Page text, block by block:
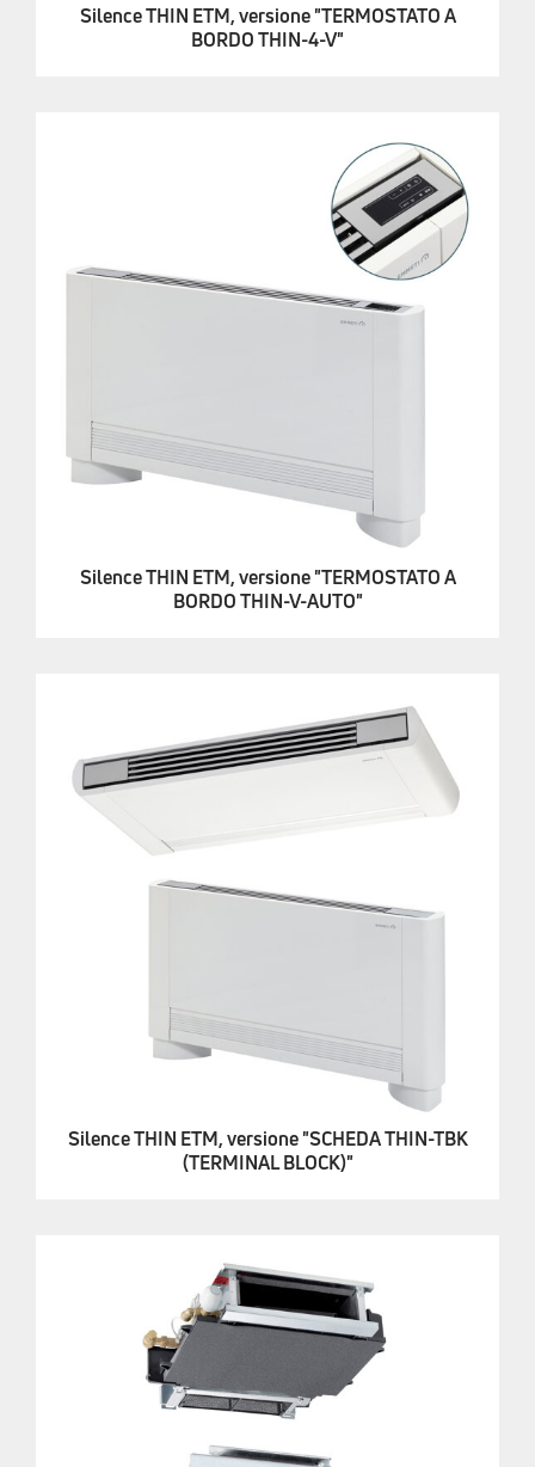
Silence THIN ETM, versione "TERMOSTATO A
BORDO THIN-4-V"
Silence THIN ETM, versione "TERMOSTATO A
BORDO THIN-V-AUTO"
Silence THIN ETM, versione "SCHEDA THIN-TBK
(TERMINAL BLOCK)"